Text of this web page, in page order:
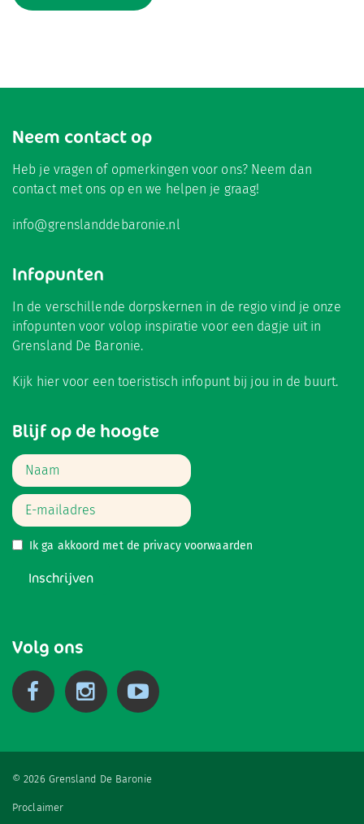
Neem contact op
Heb je vragen of opmerkingen voor ons? Neem dan
contact met ons op en we helpen je graag!
info@grenslanddebaronie.nl
Infopunten
In de verschillende dorpskernen in de regio vind je onze
infopunten voor volop inspiratie voor een dagje uit in
Grensland De Baronie.
Kijk hiervoor een toeristisch infopunt bij jou in de buurt.
Blijf op de hoogte
Ik ga akkoord met de privacy voorwaarden
Inschrijven
Volg ons
© 2026 Grensland De Baronie
Proclaimer